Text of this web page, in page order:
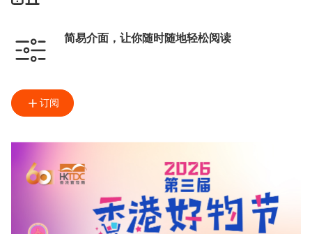
简易介面，让你随时随地轻松阅读
订阅